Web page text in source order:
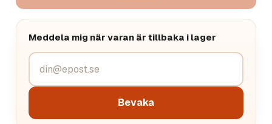
Meddela mig när varan är tillbaka i lager
Bevaka